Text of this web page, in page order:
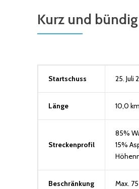
Kurz und bündig
Startschuss 25. Juli
Länge 10,0 km
Streckenprofil
85%
15%
Beschränkung Max.